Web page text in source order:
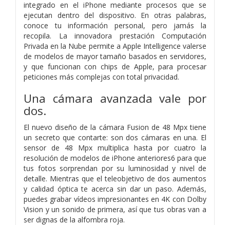
integrado en el iPhone mediante procesos que se
ejecutan dentro del dispositivo. En otras palabras,
conoce tu información personal, pero jamás la
recopila. La innovadora prestación Computación
Privada en la Nube permite a Apple Intelligence valerse
de modelos de mayor tamaño basados en servidores,
y que funcionan con chips de Apple, para procesar
peticiones más complejas con total privacidad.
Una cámara avanzadavale por
dos.
El nuevo diseño de la cámara Fusion de 48 Mpx tiene
un secreto que contarte: son dos cámaras en una. El
sensor de 48 Mpx multiplica hasta por cuatro la
resolución de modelos de iPhone anteriores6 para que
tus fotos sorprendan por su luminosidad y nivel de
detalle. Mientras que el teleobjetivo de dos aumentos
y calidad óptica te acerca sin dar un paso. Además,
puedes grabar vídeos impresionantes en 4K con Dolby
Vision y un sonido de primera, así que tus obras van a
ser dignas de la alfombra roja.